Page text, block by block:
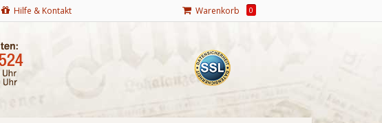
Hilfe & Kontakt Warenkorb 0